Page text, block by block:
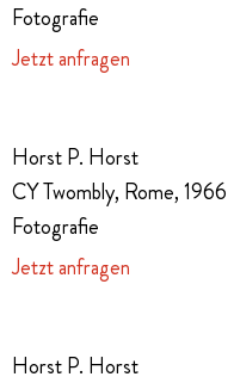
Fotografie
Jetzt anfragen
Horst P. Horst
CY Twombly, Rome, 1966
Fotografie
Jetzt anfragen
Horst P. Horst